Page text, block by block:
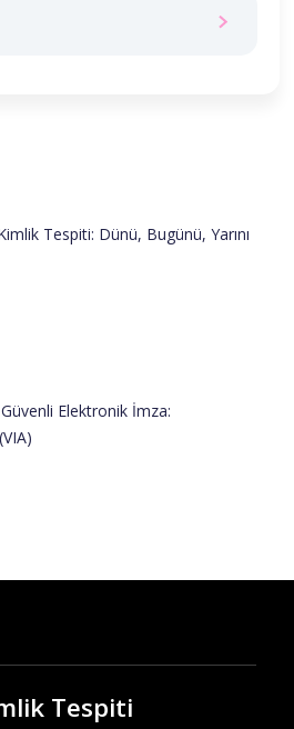
Tespiti: Dünü, Bugünü, Yarını
Elektronik İmza:
Tespiti